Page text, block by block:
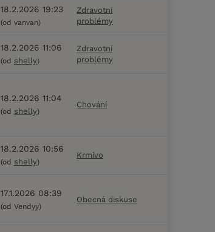
18.2.2026 19:23
(od vanvan)
Zdravotní
problémy
18.2.2026 11:06
(od shelly)
Zdravotní
problémy
18.2.2026 11:04
(od shelly)
Chování
18.2.2026 10:56
(od shelly)
Krmivo
17.1.2026 08:39
(od Vendyy)
Obecná diskuse